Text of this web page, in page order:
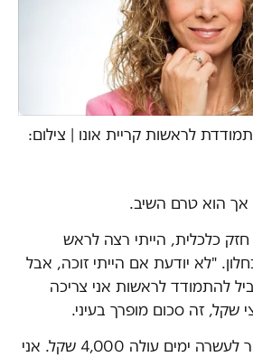
לראשות קריית אונו | צילום:
אך הוא טרם השיב.
כלכלית, הייתי רצה לראש
"לא יודעת אם הייתי זוכה, אבל
להתמודד לראשות אני צריכה
שקל, זה סכום מופרך בעיני.
"שלט חוצות אחד בעיר לעשרה ימים עולה 4,000 שקל. אני